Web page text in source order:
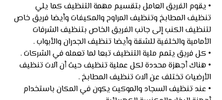
• يقوم الفريق العامل بتقسيم مهمة التنظيف كما يلي
تنظيف المطابخ وتنظيف المراوح والمكيفات وأيضا فريق خاص
لتنظيف الكنب إلى جانب الفريق الخاص بتنظيف الشرفات
الأمامية والخلفية للشقة وأيضا تنظيف الجدران والأبواب .
• كل فريق يتمم ملية التنظيف تبعا لما تعمله في الشركات .
• هناك أجهزة محددة لكل عملية تنظيف حيث أن آلات تنظيف
الأرضيات تختلف عن آلات تنظيف المطابخ .
• عند تنظيف السجاد والموكيت يكون في المكان باستخدام